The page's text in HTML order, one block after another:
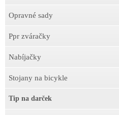
Opravné sady
Ppr zváračky
Nabíjačky
Stojany na bicykle
Tip na darček